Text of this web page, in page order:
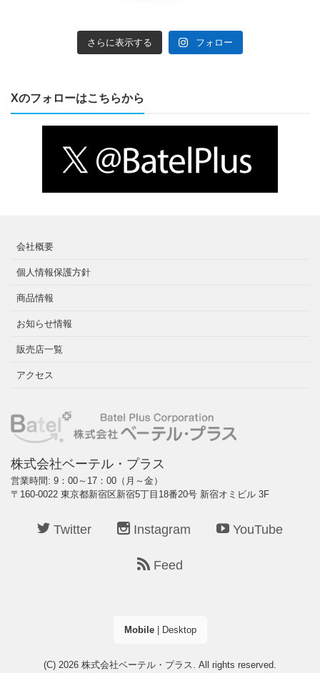
さらに表示する フォロー
Xのフォローはこちらから
会社概要
個人情報保護方針
商品情報
お知らせ情報
販売店一覧
アクセス
株式会社ベーテル・プラス
営業時間: 9：00～17：00（月～金）
〒160-0022 東京都新宿区新宿5丁目18番20号 新宿オミビル 3F
Twitter Instagram YouTube
Feed
Mobile| Desktop
(C) 2026 株式会社ベーテル・プラス . All rights reserved.